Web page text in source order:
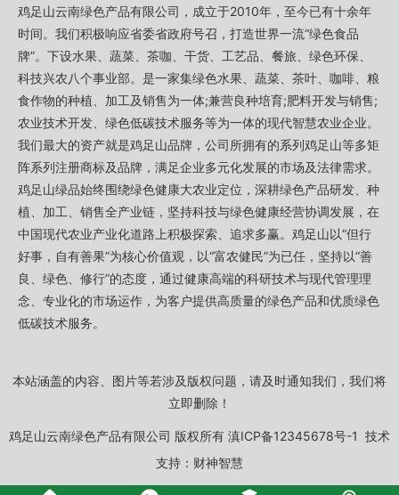
鸡足山云南绿色产品有限公司，成立于2010年，至今已有十余年
时间。我们积极响应省委省政府号召，打造世界一流“绿色食品
牌”。下设水果、蔬菜、茶咖、干货、工艺品、餐旅、绿色环保、
科技兴农八个事业部。是一家集绿色水果、蔬菜、茶叶、咖啡、粮
食作物的种植、加工及销售为一体;兼营良种培育;肥料开发与销售;
农业技术开发、绿色低碳技术服务等为一体的现代智慧农业企业。
我们最大的资产就是鸡足山品牌，公司所拥有的系列鸡足山等多矩
阵系列注册商标及品牌，满足企业多元化发展的市场及法律需求。
鸡足山绿品始终围绕绿色健康大农业定位，深耕绿色产品研发、种
植、加工、销售全产业链，坚持科技与绿色健康经营协调发展，在
中国现代农业产业化道路上积极探索、追求多赢。鸡足山以“但行
好事，自有善果”为核心价值观，以“富农健民”为已任，坚持以“善
良、绿色、修行”的态度，通过健康高端的科研技术与现代管理理
念、专业化的市场运作，为客户提供高质量的绿色产品和优质绿色
低碳技术服务。
本站涵盖的内容、图片等若涉及版权问题，请及时通知我们，我们将
立即删除！
鸡足山云南绿色产品有限公司 版权所有 滇ICP备12345678号-1 技术
支持： 财神智慧